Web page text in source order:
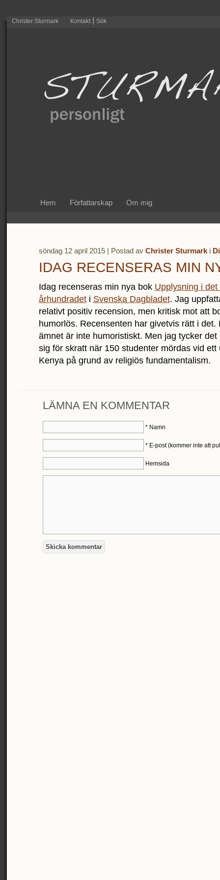
Christer Sturmark Kontakt| Sök
Hem Författarskap Om mig
söndag 12 april 2015 | Postad av Christer Sturmarki
IDAG RECENSERAS MIN
Idag recenseras min nya bok Upplysning i det
århundradeti Svenska Dagbladet. Jag
relativt positiv recension, men kritisk mot att
humorlös. Recensenten har givetvis rätt i det.
ämnet är inte humoristiskt. Men jag tycker det
sig för skratt när 150 studenter mördas vid ett
Kenya på grund av religiös fundamentalism.
LÄMNA EN KOMMENTAR
*Namn
*E-post (kommer inte att
Hemsida